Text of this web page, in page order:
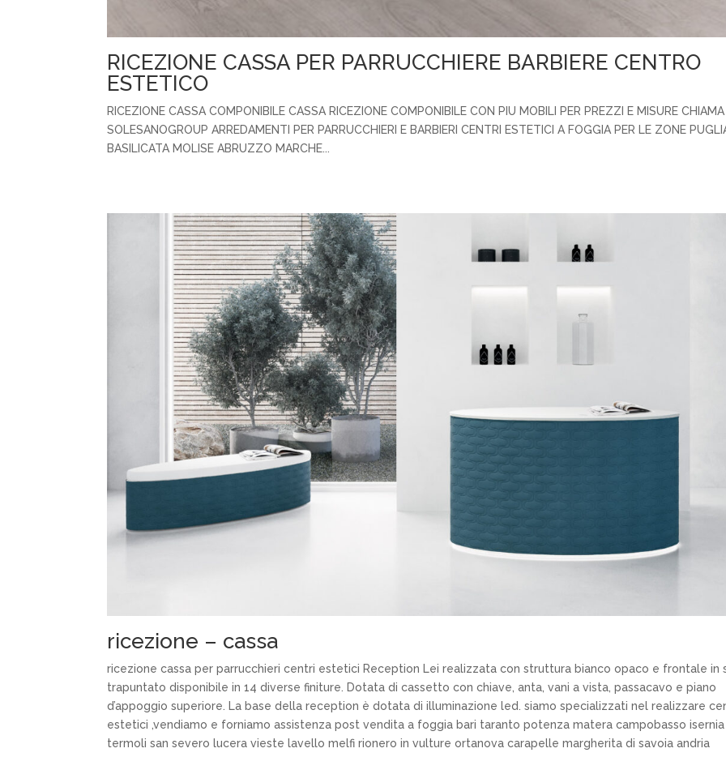
RICEZIONE CASSA PER PARRUCCHIERE BARBIERE CENTRO
ESTETICO
RICEZIONE CASSA COMPONIBILE CASSA RICEZIONE COMPONIBILE CON PIU MOBILI PER PREZZI E MISURE CHIAMA
SOLESANOGROUP ARREDAMENTI PER PARRUCCHIERI E BARBIERI CENTRI ESTETICI A FOGGIA PER LE ZONE
BASILICATA MOLISE ABRUZZO MARCHE...
ricezione – cassa
ricezione cassa per parrucchieri centri estetici Reception Lei realizzata con struttura bianco opaco e frontale in
trapuntato disponibile in 14 diverse finiture. Dotata di cassetto con chiave, anta, vani a vista, passacavo e piano
d’appoggio superiore. La base della reception è dotata di illuminazione led. siamo specializzati nel realizzare
estetici ,vendiamo e forniamo assistenza post vendita a foggia bari taranto potenza matera campobasso isernia
termoli san severo lucera vieste lavello melfi rionero in vulture ortanova carapelle margherita di savoia andria